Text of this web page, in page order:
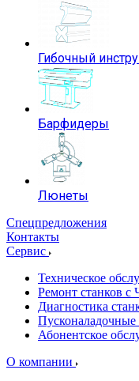
Гибочный
Барфидеры
Люнеты
Спецпредложения
Контакты
Сервис
Техническое
Ремонт станков
Диагностика
Абонентское
О компании